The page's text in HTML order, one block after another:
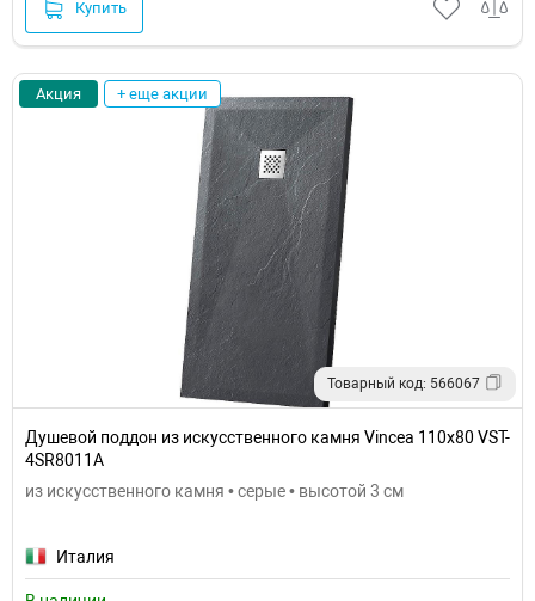
Купить
Акция + еще акции
Товарный код: 566067
Душевой поддон из искусственного камня Vincea 110x80 VST-
4SR8011A
из искусственного камня • серые • высотой 3 см
Италия